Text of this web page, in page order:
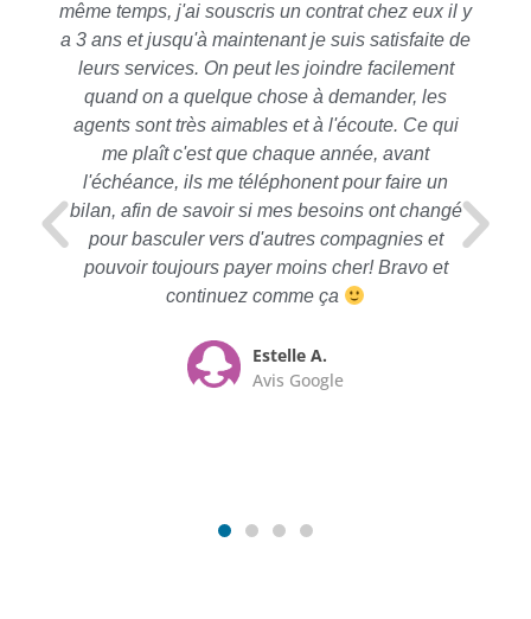
même temps, j'ai souscris un contrat chez eux il y
a 3 ans et jusqu'à maintenant je suis satisfaite de
leurs services. On peut les joindre facilement
quand on a quelque chose à demander, les
agents sont très aimables et à l'écoute. Ce qui
me plaît c'est que chaque année, avant
l'échéance, ils me téléphonent pour faire un
bilan, afin de savoir si mes besoins ont changé
pour basculer vers d'autres compagnies et
pouvoir toujours payer moins cher! Bravo et
continuez comme ça
Estelle A.
Avis Google